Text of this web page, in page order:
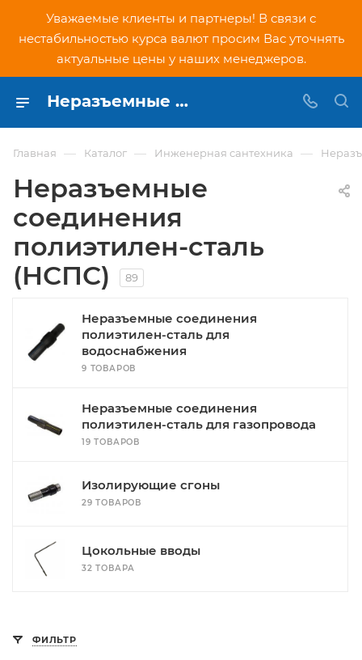
Уважаемые клиенты и партнеры! В связи с
нестабильностью курса валют просим Вас уточнять
актуальные цены у наших менеджеров.
Неразъемные соединения полиэтилен-сталь купить в Москве - цены на переходы НСПС (ПЭ/ПНД - сталь)
Главная — Каталог — Инженерная сантехника —
Неразъемные
соединения
полиэтилен-сталь
(НСПС)
89
Неразъемные соединения
полиэтилен-сталь для
водоснабжения
9 ТОВАРОВ
Неразъемные соединения
полиэтилен-сталь для газопровода
19 ТОВАРОВ
Изолирующие сгоны
29 ТОВАРОВ
Цокольные вводы
32 ТОВАРА
ФИЛЬТР